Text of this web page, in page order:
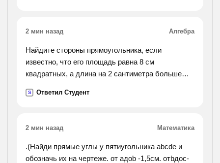
2 мин назад Алгебра
Найдите стороны прямоугольника, если
известно, что его площадь равна 8 см
квадратных, а длина на 2 сантиметра больше
S Ответил Студент
2 мин назад Математика
.(Найди прямые углы у пятиугольника abcde и
обозначь их на чертеже. от aдоb -1,5см. отbдоc-